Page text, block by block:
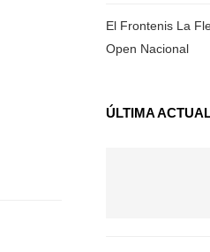
El Frontenis La
Open Nacional
ÚLTIMA